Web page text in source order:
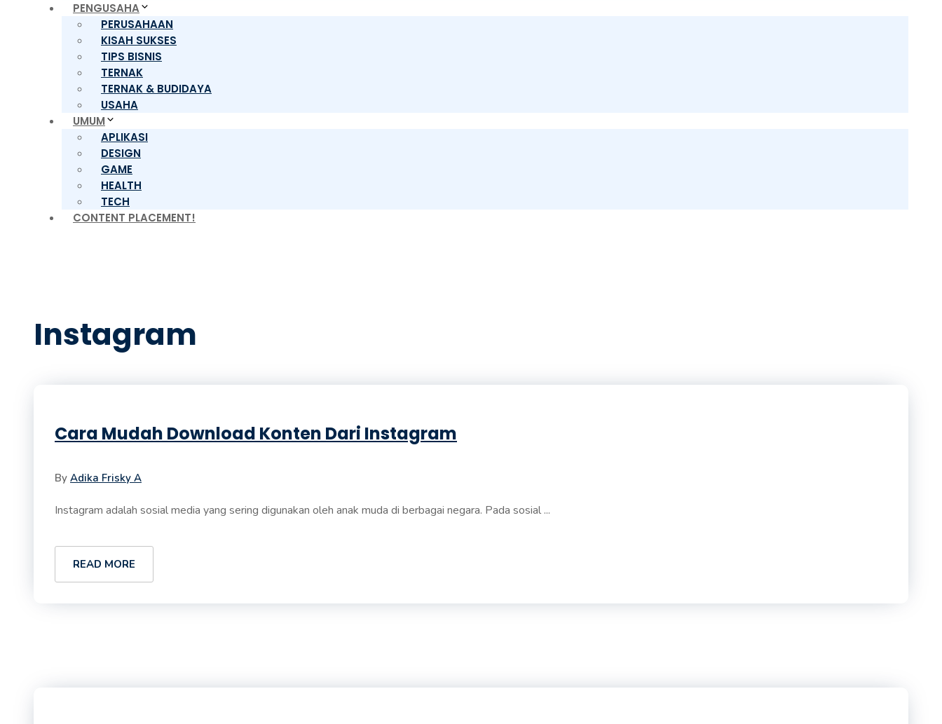
PENGUSAHA
PERUSAHAAN
KISAH SUKSES
TIPS BISNIS
TERNAK
TERNAK & BUDIDAYA
USAHA
UMUM
APLIKASI
DESIGN
GAME
HEALTH
TECH
CONTENT PLACEMENT!
Instagram
Cara Mudah Download Konten Dari Instagram
By Adika Frisky A
Instagram adalah sosial media yang sering digunakan oleh anak muda di berbagai negara. Pada sosial ...
READ MORE